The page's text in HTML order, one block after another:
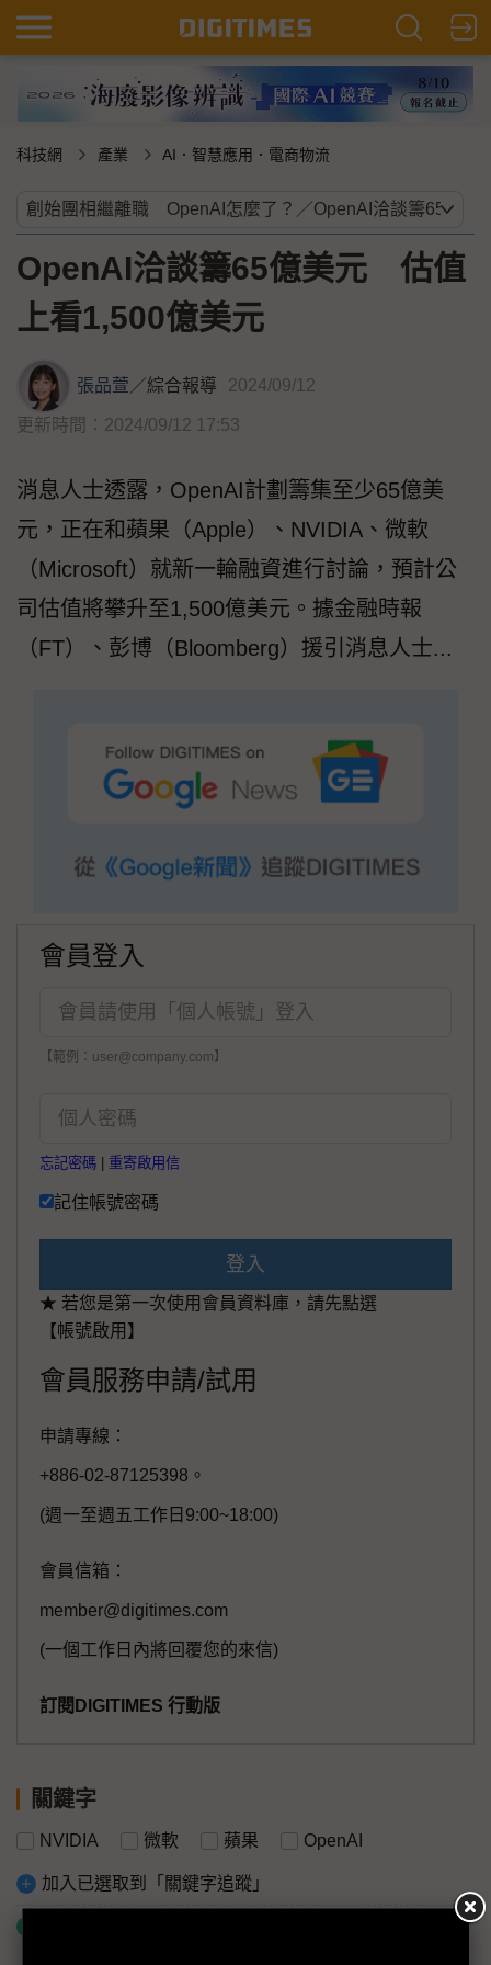
科技網 產業 AI．智慧應用．電商物流
OpenAI洽談籌65億美元 估值
上看1,500億美元
張品萱／綜合報導 2024/09/12
更新時間：2024/09/12 17:53
消息人士透露，OpenAI計劃籌集至少65億美
元，正在和蘋果（Apple）、NVIDIA、微軟
（Microsoft）就新一輪融資進行討論，預計公
司估值將攀升至1,500億美元。據金融時報
（FT）、彭博（Bloomberg）援引消息人士...
會員登入
【範例：user@company.com】
忘記密碼 重寄啟用信
記住帳號密碼
登入
★ 若您是第一次使用會員資料庫，請先點選
【帳號啟用】
會員服務申請/試用
申請專線：
+886-02-87125398。
(週一至週五工作日9:00~18:00)
會員信箱：
member@digitimes.com
(一個工作日內將回覆您的來信)
訂閱DIGITIMES 行動版
關鍵字
NVIDIA 微軟 蘋果 OpenAI
加入已選取到「關鍵字追蹤」